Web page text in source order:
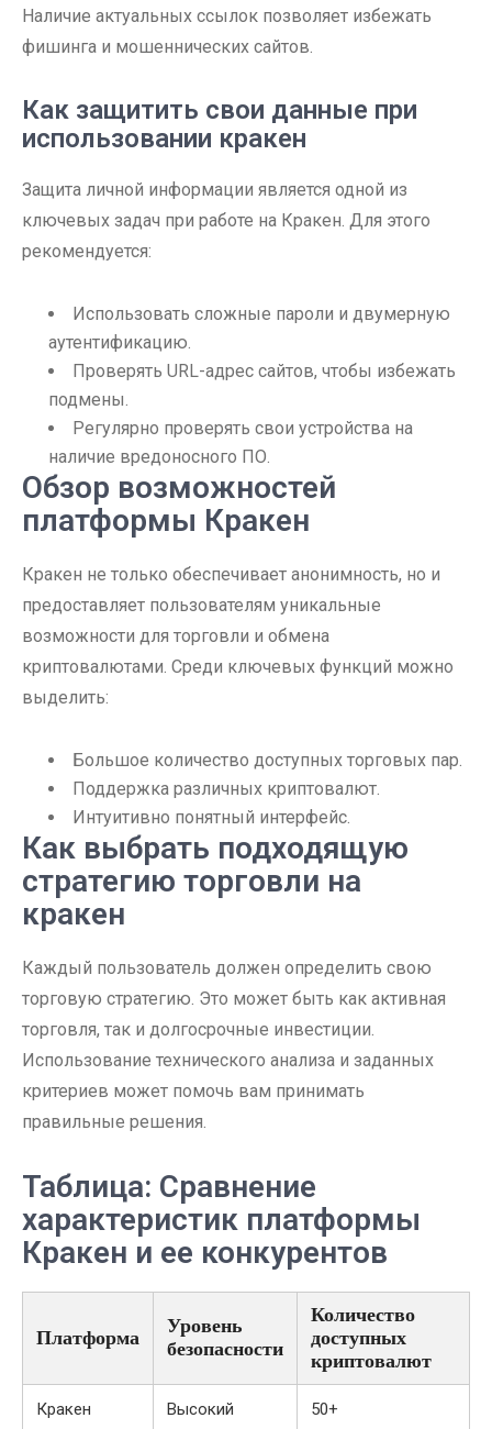
Наличие актуальных ссылок позволяет избежать
фишинга и мошеннических сайтов.
Как защитить свои данные при
использовании кракен
Защита личной информации является одной из
ключевых задач при работе на Кракен. Для этого
рекомендуется:
Использовать сложные пароли и двумерную
аутентификацию.
Проверять URL-адрес сайтов, чтобы избежать
подмены.
Регулярно проверять свои устройства на
наличие вредоносного ПО.
Обзор возможностей
платформы Кракен
Кракен не только обеспечивает анонимность, но и
предоставляет пользователям уникальные
возможности для торговли и обмена
криптовалютами. Среди ключевых функций можно
выделить:
Большое количество доступных торговых пар.
Поддержка различных криптовалют.
Интуитивно понятный интерфейс.
Как выбрать подходящую
стратегию торговли на
кракен
Каждый пользователь должен определить свою
торговую стратегию. Это может быть как активная
торговля, так и долгосрочные инвестиции.
Использование технического анализа и заданных
критериев может помочь вам принимать
правильные решения.
Таблица: Сравнение
характеристик платформы
Кракен и ее конкурентов
Платформа
Уровень
безопасности
Количество
доступных
криптовалют
Кракен Высокий 50+